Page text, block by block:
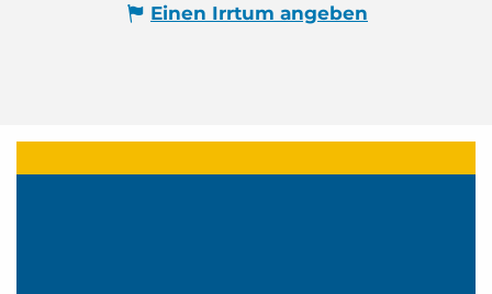
Einen Irrtum angeben